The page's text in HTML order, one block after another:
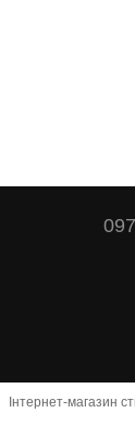
Інтернет-магазин